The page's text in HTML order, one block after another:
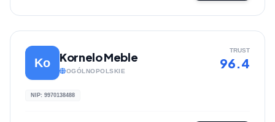
Ko Kornelo Meble
OGÓLNOPOLSKIE
TRUST
96.4
NIP: 9970138488